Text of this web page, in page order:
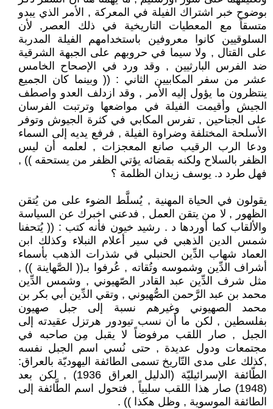
بوضوح خبر اشتراك الفيلة في المعركة , الأمر الذي يبدو
متسقاً مع المعطيات التاريخية في ذلك العصر, لأن
السلوقيين كانوا معروفين باستخدامهم الفيلة المدربة
على القتال , ولا سيما في حروبهم على الجبهة الشرقية
ضد الفرس البارثيين , وقد ورد في الإصحاح الخامس
عشر من سفر المكابيين الثاني : (( وبينما كان الجميع
ينتظرون ما يؤول إليه الأمر , وقد ازدلف العدو واصطف
الجيش وأقيمت الفيلة في مواضعها وترتبت الفرسان
على الجناحين , تفرس المكابي في كثرة الجيوش وتوفر
الأسلحة المختلفة وضراوة الفيلة , فرفع يديه إلى السماء
ودعا الرب الرقيب صانع المعجزات , لعلمه أن ليس
الظفر بالسلاح ولكنه بقضائه يؤتي الظفر من يستحقه )) ,
فهل طرد د. يوسف زيدان الظلمة ؟
يقولون في الحياة المهنية , يُسلَّط الضوء على من يُتقن
الظهور , لا من يتقن العمل , فدعني اخبرك عن السياسة
والألقاب كما أوردها د . رشيد خيون فأنه كتب : (( يُتحفنا
شمس الدين الذهبي في سير أعلام النبلاء وكذلك ابن
العماد شهاب الدِّين الحنبلي في شذرات الذهب بأسماء
أشراف الدِّين وشموسه وتُقاته , عُرفوا بـ(( الصَّهاينة )) ,
مثل شرف الدِّين عبد القادر الصّهيوني , وشمس الدِّين
محمد بن عبد الرَّحمن الصُّهيوني , وتقي الدِّين أبي بكر بن
محمد الصهيوني وغيرهم نسبة إلى جبل صهيون
بفلسطين , لكن ما أن نسب تيودور هرتزل عقيدته إلى
الجبل , صار اللقب مرفوضاً لا يقبل مِن صاحبه في
مجتمعات ودول عديدة , حتى نُسي اسم الجبل نفسه
,كذلك على مدى التّاريخ تسمى الطائفة اليهوديّة بالعراق:
الطّائفة الإسرائيليّة (الدليل العراق 1936) , لكن بعد
(1948) صار هذا اللقب سلبياً , فتحول اسم الطَّائفة إلى
الطائفة الموسوية , وظل هكذا )) .